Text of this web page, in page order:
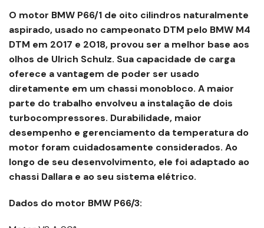
O motor BMW P66/1 de oito cilindros naturalmente
aspirado, usado no campeonato DTM pelo BMW M4
DTM em 2017 e 2018, provou ser a melhor base aos
olhos de Ulrich Schulz. Sua capacidade de carga
oferece a vantagem de poder ser usado
diretamente em um chassi monobloco. A maior
parte do trabalho envolveu a instalação de dois
turbocompressores. Durabilidade, maior
desempenho e gerenciamento da temperatura do
motor foram cuidadosamente considerados. Ao
longo de seu desenvolvimento, ele foi adaptado ao
chassi Dallara e ao seu sistema elétrico.
Dados do motor BMW P66/3: